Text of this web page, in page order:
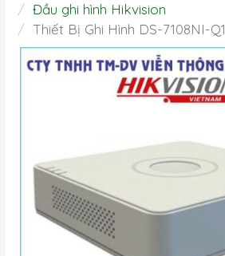
Đầu ghi hình Hikvision
Thiết Bị Ghi Hình DS-7108NI-Q1